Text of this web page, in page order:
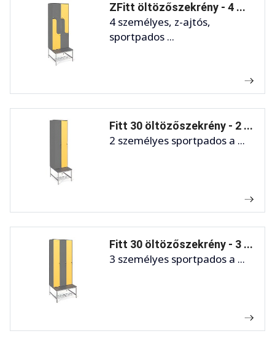
ZFitt öltözőszekrény - 4 ...
4 személyes, z-ajtós,
sportpados ...
Fitt 30 öltözőszekrény - 2 ...
2 személyes sportpados a ...
Fitt 30 öltözőszekrény - 3 ...
3 személyes sportpados a ...